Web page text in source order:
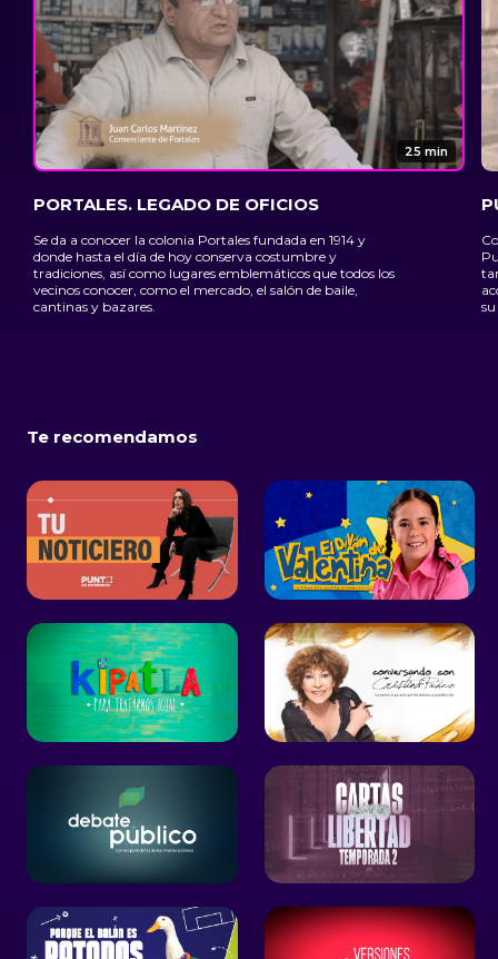
25 min
PORTALES. LEGADO DE OFICIOS
Se da a conocer la colonia Portales fundada en 1914 y
donde hasta el día de hoy conserva costumbre y
tradiciones, así como lugares emblemáticos que todos los
vecinos conocer, como el mercado, el salón de baile,
cantinas y bazares.
Te recomendamos